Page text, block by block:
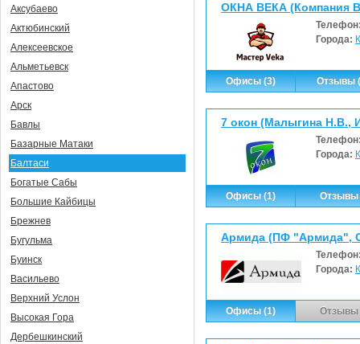
ОКНА ВЕКА (Компания
Города:
Офисы (3) Отзывы
7 окон (Малыгина Н.В.,
Города:
Офисы (1) Отзывы
Армида (ПФ "Армида",
Города:
Офисы (1) Отзывы
Аксубаево
Актюбинский
Алексеевское
Альметьевск
Апастово
Арск
Бавлы
Базарные Матаки
Балтаси
Богатые Сабы
Большие Кайбицы
Брежнев
Бугульма
Буинск
Васильево
Верхний Услон
Высокая Гора
Дербешкинский